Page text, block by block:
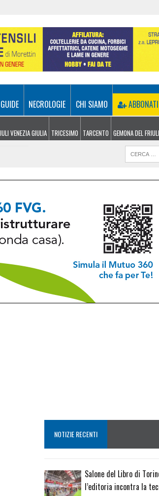
GUIDE NECROLOGIE CHI SIAMO ABBONATI
VENEZIA GIULIA TRICESIMO TARCENTO GEMONA DEL FRIULI
NOTIZIE RECENTI
Salone del Libro di
l’editoria incontra la